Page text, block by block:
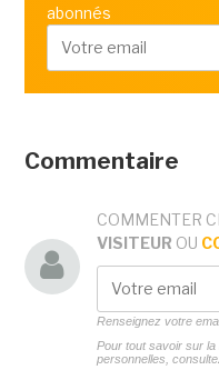
abonnés
Commentaire
COMMENTER
VISITEUR OU
Renseignez votre
Pour tout savoir sur
personnelles,